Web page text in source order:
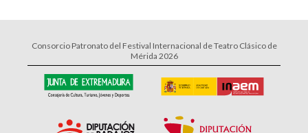
Consorcio Patronato del Festival Internacional de Teatro Clásico de
Mérida 2026